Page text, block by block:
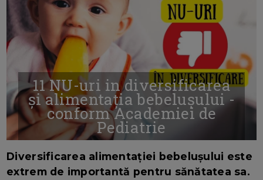
11 NU-uri in diversificarea
și alimentația bebelușului -
conform Academiei de
Pediatrie
Diversificarea alimentației bebelușului este
extrem de importantă pentru sănătatea sa.